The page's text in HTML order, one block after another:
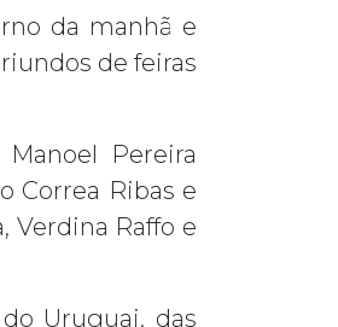
da manhã e
de feiras
Pereira
Correa Ribas e
Verdina Raffo e
Uruguai, das